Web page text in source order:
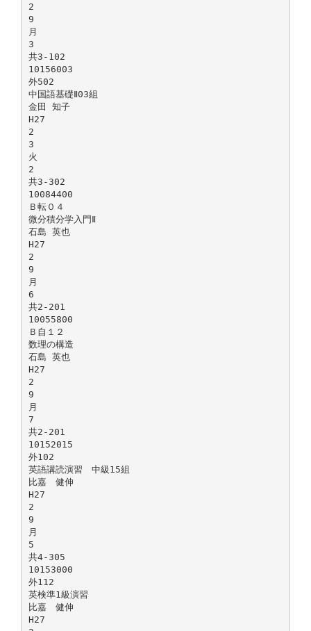
2
9
月
3
共3-102
10156003
外502
中国語基礎Ⅱ03組
金田 知子
H27
2
3
火
2
共3-302
10084400
Ｂ転０４
微分積分学入門Ⅱ
石島 英也
H27
2
9
月
6
共2-201
10055800
Ｂ自１２
数理の構造
石島 英也
H27
2
9
月
7
共2-201
10152015
外102
英語講読演習 中級15組
比嘉 健伸
H27
2
9
月
5
共4-305
10153000
外112
英検準1級演習
比嘉 健伸
H27